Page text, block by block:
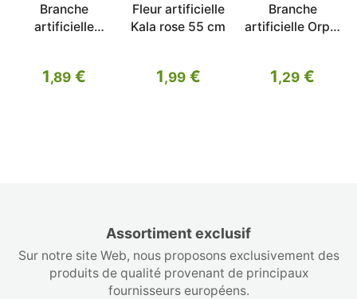
Assortiment exclusif
Sur notre site Web, nous proposons exclusivement des
produits de qualité provenant de principaux
fournisseurs européens.
Branche
artificielle
1,89 €
Fleur artificielle
Kala rose 55 cm
1,99€
Branche
artificielle Orpin
1,29 €